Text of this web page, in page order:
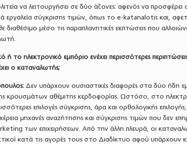
να λειτουργήσει σε δύο άξονες: αφενός να προσφέρει
εργαλεία σύγκρισης τιμών, όπως το e-katanalotis και,
διαθέσιμο μέσο τις παραπλανητικές εκπτώσεις που
ή το ηλεκτρονικό εμπόριο ενέχει περισσότερες
ο καταναλωτής;
Δεν υπάρχουν ουσιαστικές διαφορές στα δύο ήδη
κρουσμάτων αθέμιτης κερδοφορίας. Ωστόσο, στο
επιλογές σύγκρισης, άρα και ορθολογικής
μηχανές αναζήτησης και σύγκρισης τιμών που δεν
των επιχειρήσεων. Από την άλλη πλευρά, οι
κατά τις αγορές τους στο Διαδίκτυο αφού υπάρχουν